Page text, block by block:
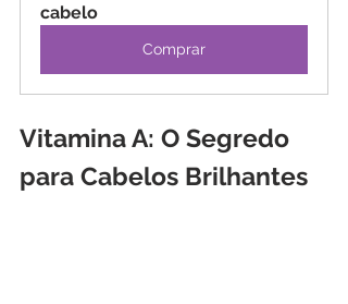
cabelo
Comprar
Vitamina A: O Segredo
para Cabelos Brilhantes